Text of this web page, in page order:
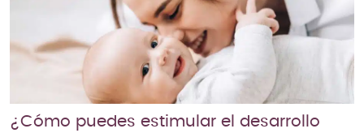
¿Cómo puedes estimular el desarrollo